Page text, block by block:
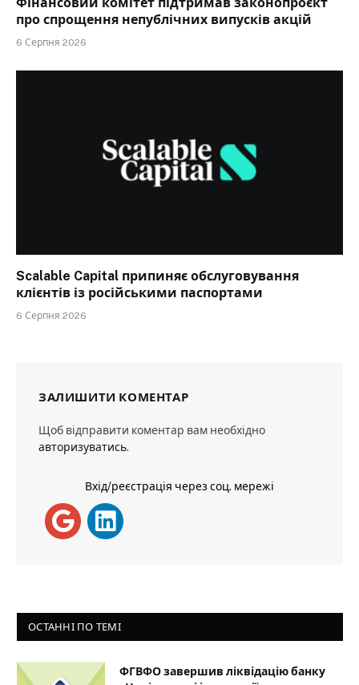
про спрощення непублічних випусків акцій
6 Серпня 2026
Scalable Capital припиняє обслуговування
клієнтів із російськими паспортами
6 Серпня 2026
ЗАЛИШИТИ КОМЕНТАР
Щоб відправити коментар вам необхідно
авторизуватись.
Вхід/реєстрація через соц. мережі
ОСТАННІ ПО ТЕМІ
ФГВФО завершив ліквідацію банку